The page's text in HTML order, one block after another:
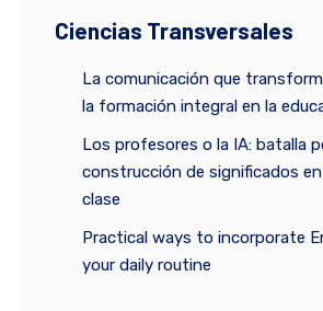
Ciencias Transversales
La comunicación que
la formación integral en la
Los profesores o la IA: batalla
construcción de significados
clase
Practical ways to incorporate
your daily routine